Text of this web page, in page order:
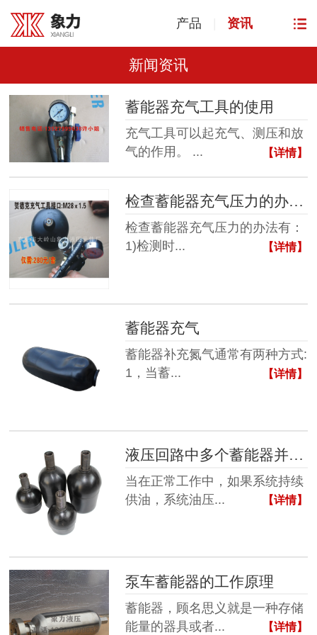
产品 资讯
新闻资讯
蓄能器充气工具的使用
充气工具可以起充气、测压和放
气的作用。 ...
【详情】
检查蓄能器充气压力的办法有：
检查蓄能器充气压力的办法有：
1)检测时...
【详情】
蓄能器充气
蓄能器补充氮气通常有两种方式:
1，当蓄...
【详情】
液压回路中多个蓄能器并联，其中一个皮囊破裂其他蓄能器是否会有体积变化？
当在正常工作中，如果系统持续
供油，系统油压...
【详情】
泵车蓄能器的工作原理
蓄能器，顾名思义就是一种存储
能量的器具或者...
【详情】